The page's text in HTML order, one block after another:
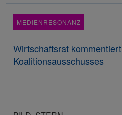
MEDIENRESONANZ
Wirtschaftsrat
Koalitionsausschusses